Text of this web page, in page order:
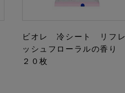
ビオレ 冷シート リフレ
ッシュフローラルの香り
２０枚